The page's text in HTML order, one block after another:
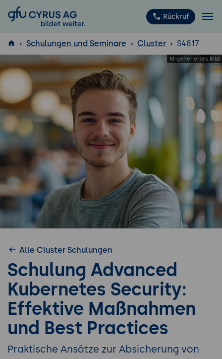
GFU Cyrus AG Rückruf
ISTQB ®
Schulungen und Seminare Cluster S4817
Alle Cluster Schulungen
Schulung Advanced
Kubernetes Security:
Effektive Maßnahmen
und Best Practices
Praktische Ansätze zur Absicherung von